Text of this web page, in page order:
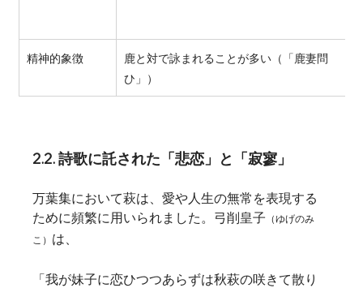
精神的象徴
鹿と対で詠まれることが多い（「鹿妻問
ひ」）
2.2. 詩歌に託された「悲恋」と「寂寥」
万葉集において萩は、愛や人生の無常を表現する
ために頻繁に用いられました。弓削皇子 （ゆげのみ
こ） は、
「我が妹子に恋ひつつあらずは秋萩の咲きて散り